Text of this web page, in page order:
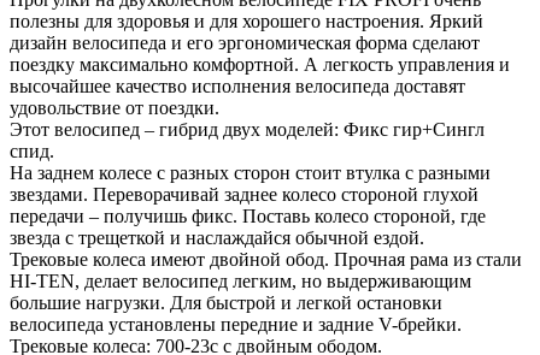
полезны для здоровья и для хорошего настроения. Яркий
дизайн велосипеда и его эргономическая форма сделают
поездку максимально комфортной. А легкость управления и
высочайшее качество исполнения велосипеда доставят
удовольствие от поездки.
Этот велосипед – гибрид двух моделей: Фикс гир+Сингл
спид.
На заднем колесе с разных сторон стоит втулка с разными
звездами. Переворачивай заднее колесо стороной глухой
передачи – получишь фикс. Поставь колесо стороной, где
звезда с трещеткой и наслаждайся обычной ездой.
Трековые колеса имеют двойной обод. Прочная рама из стали
HI-TEN, делает велосипед легким, но выдерживающим
большие нагрузки. Для быстрой и легкой остановки
велосипеда установлены передние и задние V-брейки.
Трековые колеса: 700-23с с двойным ободом.